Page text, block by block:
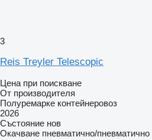
3
Reis Treyler Telescopic
Цена при поискване
От производителя
Полуремарке контейнеровоз
2026
Състояние нов
Окачване пневматично/пневматично